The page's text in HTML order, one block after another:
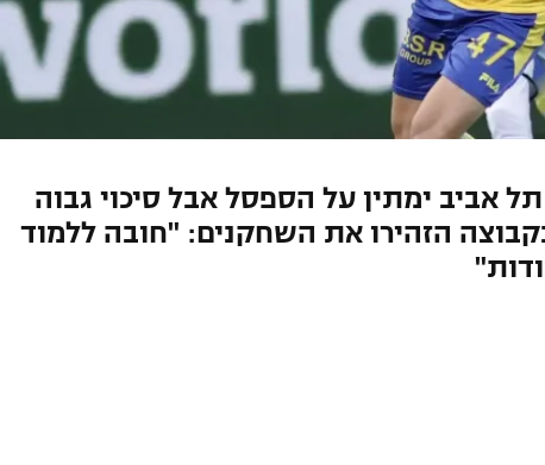
אביב ימתין על הספסל אבל סיכוי גבוה
(20:00, ספורט4). בקבוצה הזהירו את השחקנים: "חובה ללמוד